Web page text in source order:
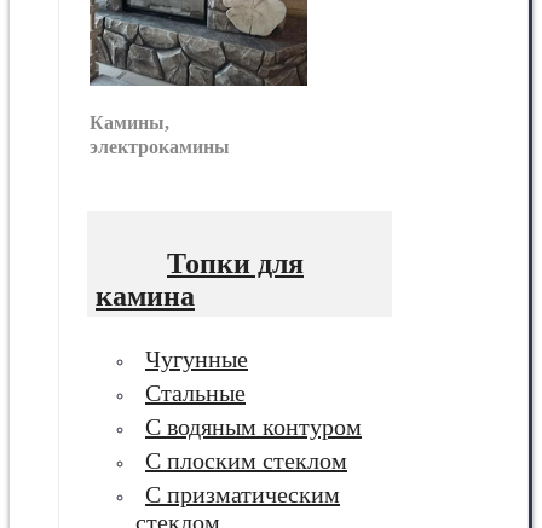
Камины,
электрокамины
Топки для
камина
Чугунные
Стальные
С водяным контуром
С плоским стеклом
С призматическим
стеклом